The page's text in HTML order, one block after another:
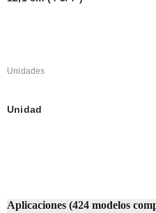
Unidades
Unidad
Aplicaciones (424 modelos